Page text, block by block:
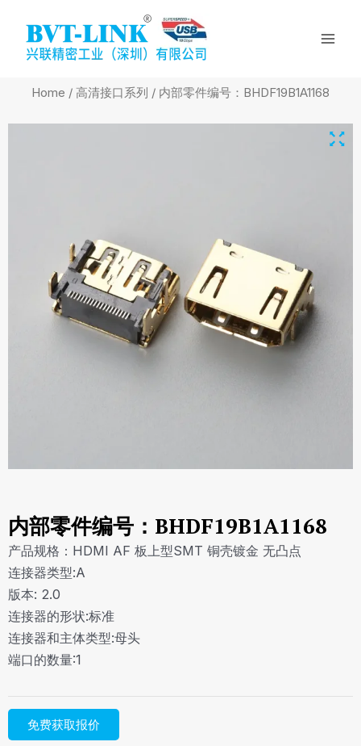
content
Home / 高清接口系列 / 内部零件编号：BHDF19B1A1168
内部零件编号：BHDF19B1A1168
产品规格：HDMI AF 板上型SMT 铜壳镀金 无凸点
连接器类型:A
版本: 2.0
连接器的形状:标准
连接器和主体类型:母头
端口的数量:1
免费获取报价